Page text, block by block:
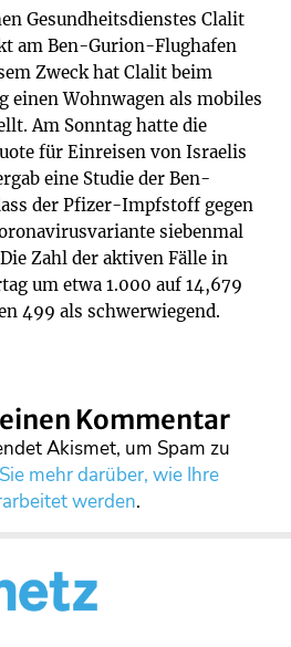
Gesundheitsdienstes Clalit
am Ben-Gurion-Flughafen
Zweck hat Clalit beim
einen Wohnwagen als mobiles
Am Sonntag hatte die
für Einreisen von Israelis
eine Studie der Ben-
der Pfizer-Impfstoff gegen
siebenmal
Zahl der aktiven Fälle in
um etwa 1.000 auf 14,679
499 als schwerwiegend.
Kommentar
Akismet, um Spam zu
mehr darüber, wie Ihre
werden.